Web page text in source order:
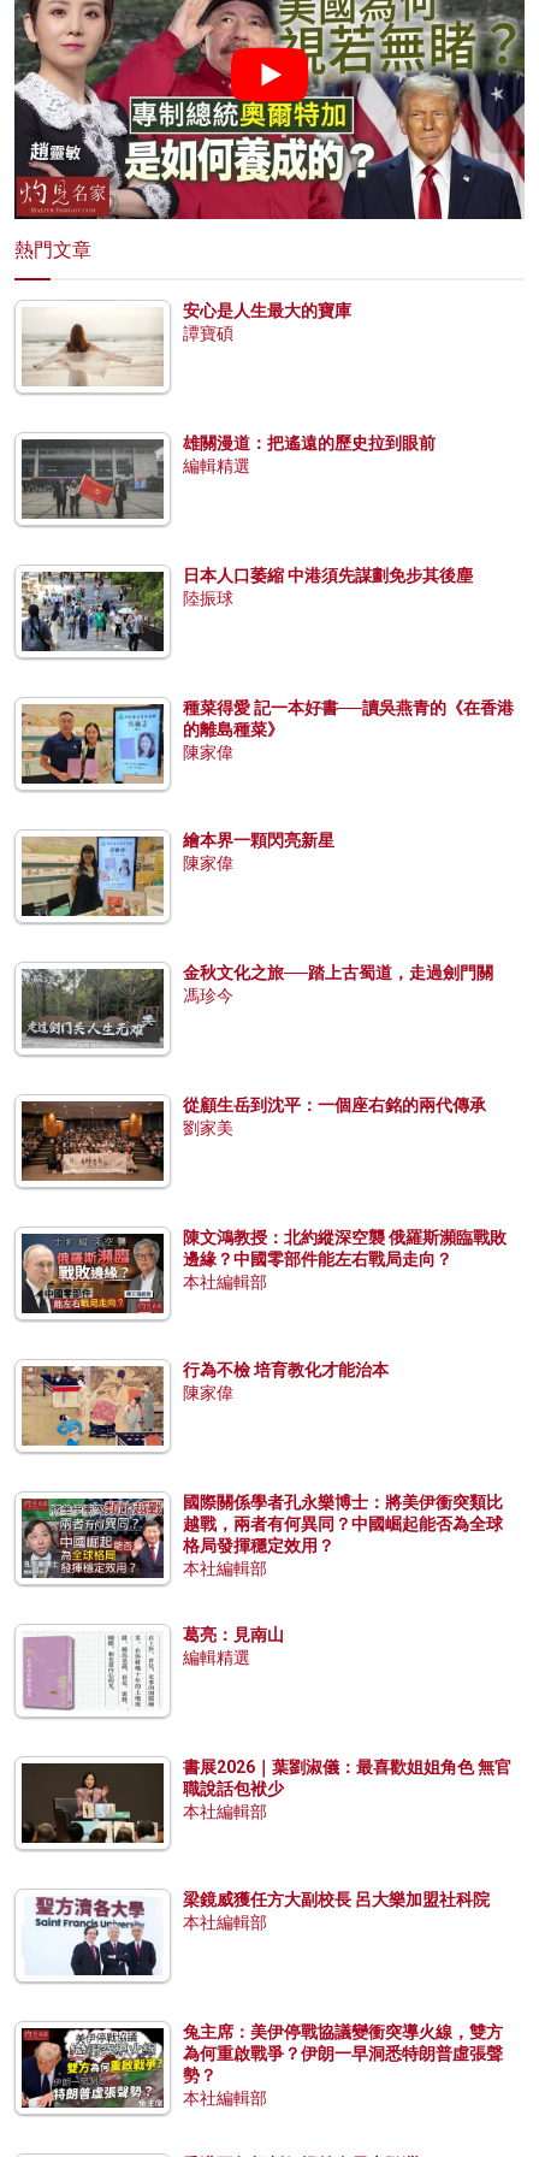
熱門文章
安心是人生最大的寶庫
譚寶碩
雄關漫道：把遙遠的歷史拉到眼前
編輯精選
日本人口萎縮 中港須先謀劃免步其後塵
陸振球
種菜得愛 記一本好書──讀吳燕青的《在香港
的離島種菜》
陳家偉
繪本界一顆閃亮新星
陳家偉
金秋文化之旅──踏上古蜀道，走過劍門關
馮珍今
從顧生岳到沈平：一個座右銘的兩代傳承
劉家美
陳文鴻教授：北約縱深空襲 俄羅斯瀕臨戰敗
邊緣？中國零部件能左右戰局走向？
本社編輯部
行為不檢 培育教化才能治本
陳家偉
國際關係學者孔永樂博士：將美伊衝突類比
越戰，兩者有何異同？中國崛起能否為全球
格局發揮穩定效用？
本社編輯部
葛亮：見南山
編輯精選
書展2026｜葉劉淑儀：最喜歡姐姐角色 無官
職說話包袱少
本社編輯部
梁鏡威獲任方大副校長 呂大樂加盟社科院
本社編輯部
兔主席：美伊停戰協議變衝突導火線，雙方
為何重啟戰爭？伊朗一早洞悉特朗普虛張聲
勢？
本社編輯部